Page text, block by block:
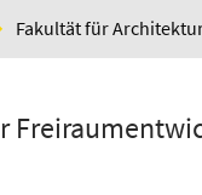
Fakultät für